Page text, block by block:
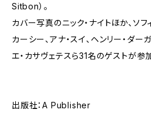
Sitbon）。
カバー写真のニック・ナイトほか、ソフ
カーシー、アナ・スイ、ヘンリー・ダー
エ・カサヴェテスら31名のゲストが参加
出版社：A Publisher